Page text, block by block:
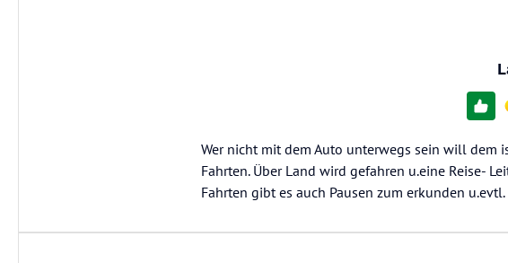
Wer nicht mit dem Auto unterwegs sein will dem
Fahrten. Über Land wird gefahren u.eine Reise-
Fahrten gibt es auch Pausen zum erkunden